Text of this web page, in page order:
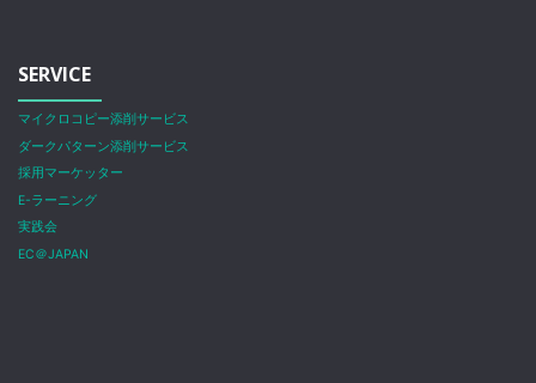
SERVICE
マイクロコピー添削サービス
ダークパターン添削サービス
採用マーケッター
E-ラーニング
実践会
EC＠JAPAN